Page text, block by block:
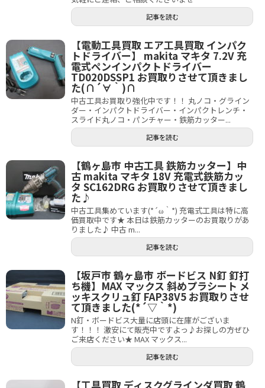
記事を読む
【電動工具買取 エア工具買取 インパク
トドライバー】 makita マキタ 7.2V 充
電式ペンインパクトドライバー
TD020DSSP1 お買取りさせて頂きまし
た(∩´∀｀)∩
中古工具お買取り強化中です！！ 丸ノコ・グライン
ダー・インパクトドライバー・インパクトレンチ・
スライド丸ノコ・パンチャー・鉄筋カッター...
記事を読む
【鶴ヶ島市 中古工具 鉄筋カッター】中
古 makita マキタ 18V 充電式鉄筋カッ
タ SC162DRG お買取りさせて頂きまし
た♪
中古工具集めています(*´ω｀*) 充電式工具は特に高
価買取中です★ 本日は鉄筋カッターのお買取りがあ
りました♪ 中古 m...
記事を読む
【坂戸市 鶴ヶ島市 ボードビス N釘 釘打
ち機】MAX マックス 斜めプラシート メ
ッキスクリュ釘 FAP38V5 お買取りさせ
て頂きました(*´▽｀*)
N釘・ボードビス大量に店頭に在庫がございま
す！！！ 激安にて販売中ですよっ♪お探しの方ぜひ
ご来店ください★ MAX マックス...
記事を読む
【工具買取 ディスクグラインダ買取 鶴